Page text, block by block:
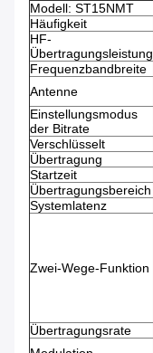
Modell: ST15NMT
Häufigkeit
HF-
Übertragungsleistung
Frequenzbandbreite
Antenne
Einstellungsmodus
der Bitrate
Verschlüsselt
Übertragung
Startzeit
Übertragungsbereich
Systemlatenz
Zwei-Wege-Funktion
Übertragungsrate